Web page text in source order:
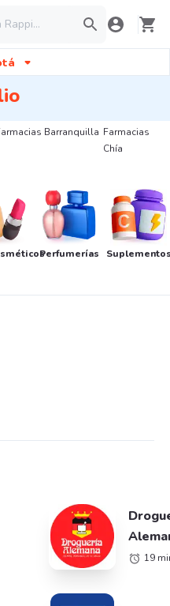
Barranquilla Farmacias
Chía
Perfumerías
19